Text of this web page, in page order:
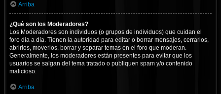
Arriba
¿Qué son los Moderadores?
Los Moderadores son individuos (o grupos de individuos) que cuidan el
foro día a día. Tienen la autoridad para editar o borrar mensajes, cerrarlos,
abrirlos, moverlos, borrar y separar temas en el foro que moderan.
Generalmente, los moderadores están presentes para evitar que los
usuarios se salgan del tema tratado o publiquen spam y/o contenido
malicioso.
Arriba